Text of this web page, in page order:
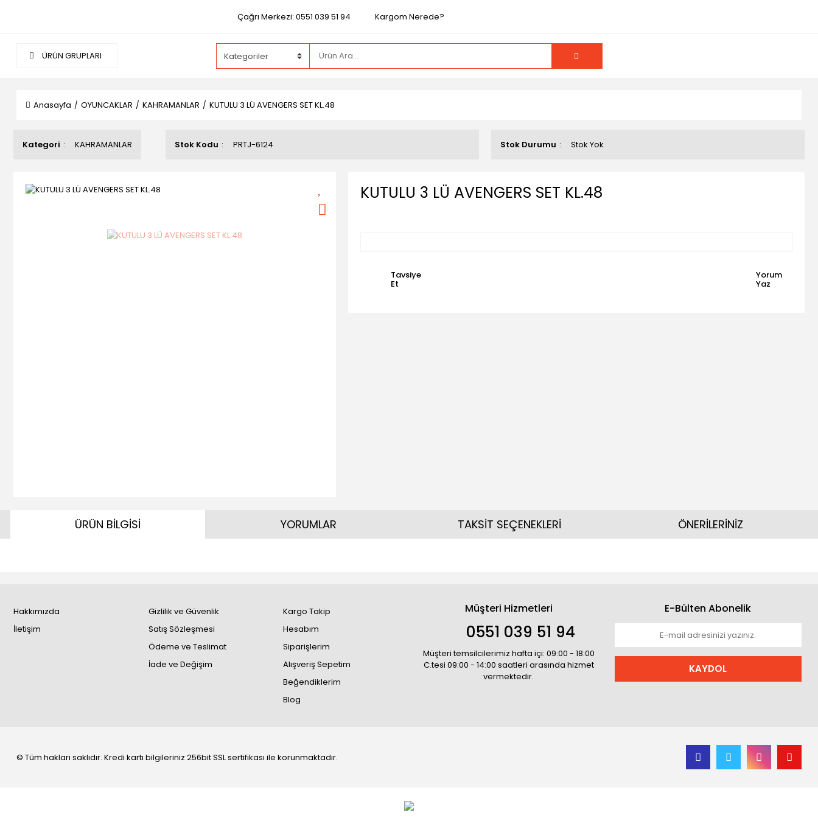
Çağrı Merkezi: 0551 039 51 94 Kargom Nerede?
ÜRÜN GRUPLARI
Anasayfa OYUNCAKLAR KAHRAMANLAR KUTULU 3 LÜ AVENGERS SET KL.48
Kategori KAHRAMANLAR Stok Kodu PRTJ-6124 Stok Durumu Stok Yok
KUTULU 3 LÜ AVENGERS SET KL.48
Tavsiye
Et
Yorum
Yaz
ÜRÜN BİLGİSİ YORUMLAR TAKSİT SEÇENEKLERİ ÖNERİLERİNİZ
Hakkımızda
İletişim
Gizlilik ve Güvenlik
Satış Sözleşmesi
Ödeme ve Teslimat
İade ve Değişim
Kargo Takip
Hesabım
Siparişlerim
Alışveriş Sepetim
Beğendiklerim
Blog
Müşteri Hizmetleri
0551 039 51 94
Müşteri temsilcilerimiz hafta içi: 09:00 - 18:00
C.tesi 09:00 - 14:00 saatleri arasında hizmet
vermektedir.
E-Bülten Abonelik
KAYDOL
© Tüm hakları saklıdır. Kredi kartı bilgileriniz 256bit SSL sertifikası ile korunmaktadır.